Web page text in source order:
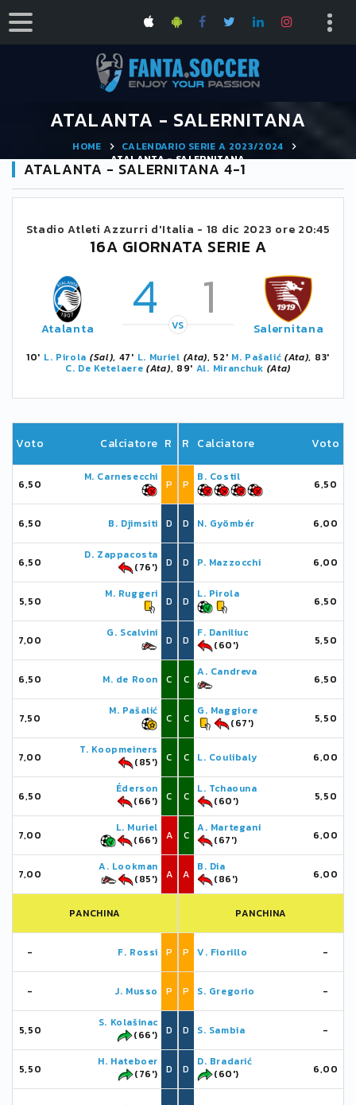
ATALANTA - SALERNITANA
HOME
CALENDARIO SERIE A 2023/2024
ATALANTA - SALERNITANA
ATALANTA - SALERNITANA 4-1
Stadio Atleti Azzurri d'Italia - 18 dic 2023 ore 20:45
16A GIORNATA SERIE A
Atalanta 4 1
VS Salernitana
10' L. Pirola (Sal), 47' L. Muriel (Ata), 52' M. Pašalić (Ata), 83'
C. De Ketelaere (Ata), 89' Al. Miranchuk (Ata)
Voto Calciatore R
6,50
M. Carnesecchi
P
6,50 B. Djimsiti D
6,50
D. Zappacosta
(76')
D
5,50
M. Ruggeri
D
7,00
G. Scalvini
D
6,50 M. de Roon C
7,50
M. Pašalić
C
7,00
T. Koopmeiners
(85')
C
6,50
Éderson
(66')
C
7,00
L. Muriel
(66')
A
7,00
A. Lookman
(85')
A
PANCHINA
- F. Rossi P
- J. Musso P
5,50
S. Kolašinac
(66')
D
5,50
H. Hateboer
(76')
D
R Calciatore Voto
P
B. Costil
6,50
D N. Gyömbér 6,00
D P. Mazzocchi 6,00
D
L. Pirola
6,50
D
F. Daniliuc
(60')
5,50
C
A. Candreva
6,50
C
G. Maggiore
(67')
5,50
C L. Coulibaly 6,00
C
L. Tchaouna
(60')
5,50
C
A. Martegani
(67')
6,00
A
B. Dia
(86')
6,00
PANCHINA
P V. Fiorillo -
P S. Gregorio -
D S. Sambia -
D
D. Bradarić
(60')
6,00